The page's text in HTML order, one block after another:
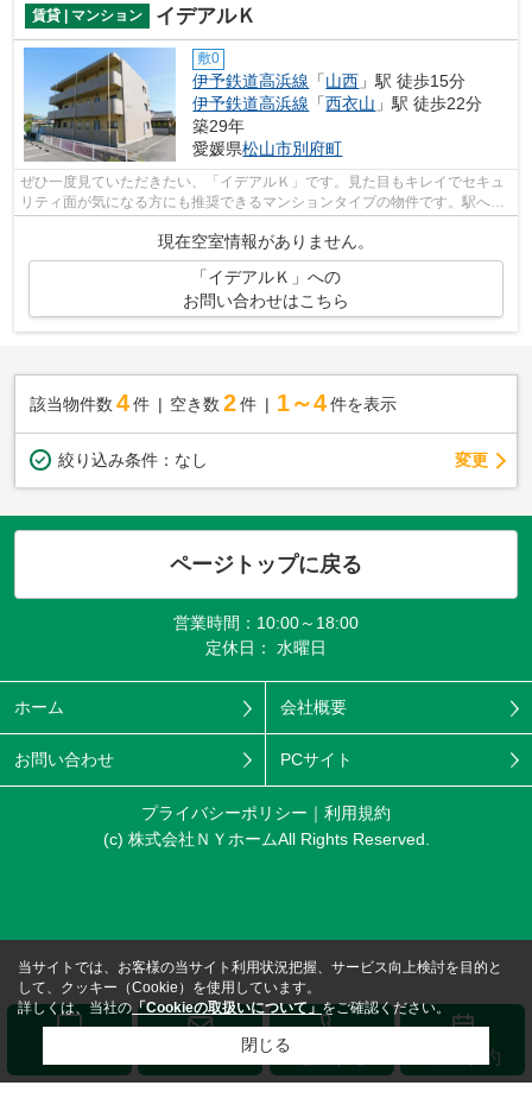
賃貸 | マンション イデアルＫ
敷0
伊予鉄道高浜線 「山西 」駅 徒歩15分
伊予鉄道高浜線 「西衣山 」駅 徒歩22分
築29年
愛媛県松山市別府町
ぜひ一度見ていただきたい、「イデアルＫ」です。見た目もキレイでセキュ
リティ面が気になる方にも推奨できるマンションタイプの物件です。駅へも
現在空室情報がありません。
「イデアルＫ」への
お問い合わせはこちら
該当物件数 4件 空き数 2 件 1～4 件を表示
絞り込み条件： なし 変更
ページトップに戻る
営業時間：10:00～18:00
定休日： 水曜日
ホーム 会社概要
お問い合わせ PCサイト
プライバシーポリシー
利用規約
(c) 株式会社ＮＹホームAll Rights Reserved.
来店予約
当サイトでは、お客様の当サイト利用状況把握、サービス向上検討を目的と
して、クッキー（Cookie）を使用しています。
詳しくは、当社の 「Cookieの取扱いについて」をご確認ください。
閉じる